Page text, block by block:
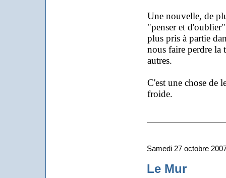
Une nouvelle, de
"penser et
plus pris à partie
nous faire perdre la
autres.
C'est une chose de
froide.
Samedi 27 octobre
Le Mur